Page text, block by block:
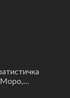
Моро,...